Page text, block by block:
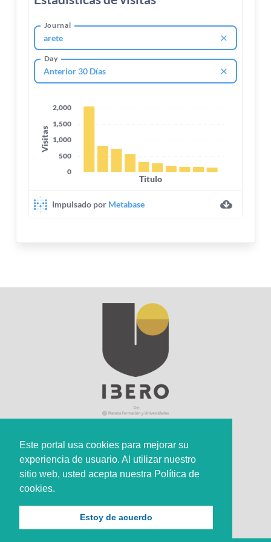
Este portal usa cookies para mejorar su
experiencia de usuario. Al utilizar nuestro
sitio web, usted acepta nuestra Política de
cookies.
Estoy de acuerdo
Sede Principal
Calle 67 #5-27; Bogotá, Colombia.